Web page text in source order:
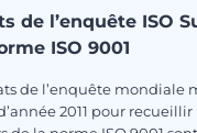
de l’enquête ISO
ISO 9001
de l’enquête mondiale
2011 pour recueillir